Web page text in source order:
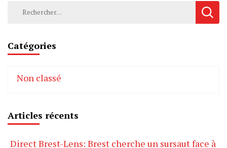
Rechercher :
Catégories
Non classé
Articles récents
Direct Brest-Lens: Brest cherche un sursaut face à